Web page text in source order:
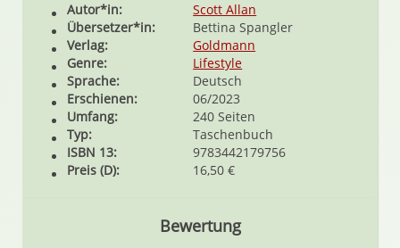
Autor*in:
Scott Allan
Übersetzer*in:
Bettina Spangler
Verlag:
Goldmann
Genre:
Lifestyle
Sprache:
Deutsch
Erschienen:
06/2023
Umfang:
240 Seiten
Typ:
Taschenbuch
ISBN 13:
9783442179756
Preis (D):
16,50 €
Bewertung